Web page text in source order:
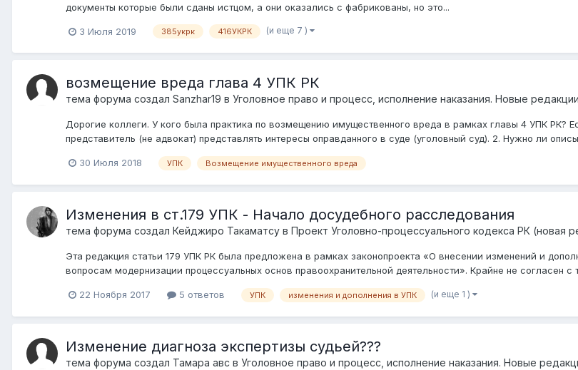
документы которые были сданы истцом, а они оказались с фабрикованы, но это...
3 Июля 2019 385укрк 416УКРК (и еще 7 )
возмещение вреда глава 4 УПК РК
тема форума создал Sanzhar19 в Уголовное право и процесс, исполнение наказания. Новые
Дорогие коллеги. У кого была практика по возмещению имущественного вреда в рамках главы 4 УПК РК?
представитель (не адвокат) представлять интересы оправданного в суде (уголовный суд). 2. Нужно ли
30 Июля 2018 УПК Возмещение имущественного вреда
Изменения в ст.179 УПК - Начало досудебного расследования
тема форума создал Кейджиро Такаматсу в Проект Уголовно-процессуального кодекса РК (новая
Эта редакция статьи 179 УПК РК была предложена в рамках законопроекта «О внесении изменений и
вопросам модернизации процессуальных основ правоохранительной деятельности». Крайне не согласен с
22 Ноября 2017 5 ответов УПК изменения и дополнения в УПК (и еще 1 )
Изменение диагноза экспертизы судьей???
тема форума создал Тамара авс в Уголовное право и процесс, исполнение наказания. Новые